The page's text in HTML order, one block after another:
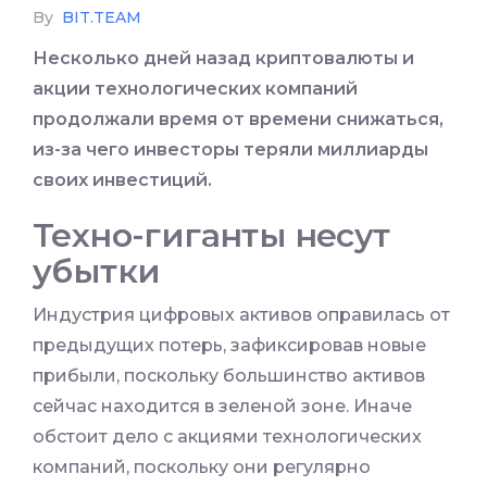
By BIT.TEAM
Несколько дней назад криптовалюты и
акции технологических компаний
продолжали время от времени снижаться,
из-за чего инвесторы теряли миллиарды
своих инвестиций.
Техно-гиганты несут
убытки
Индустрия цифровых активов оправилась от
предыдущих потерь, зафиксировав новые
прибыли, поскольку большинство активов
сейчас находится в зеленой зоне. Иначе
обстоит дело с акциями технологических
компаний, поскольку они регулярно